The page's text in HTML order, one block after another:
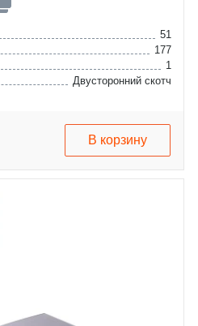
51
177
1
Двусторонний скотч
В корзину